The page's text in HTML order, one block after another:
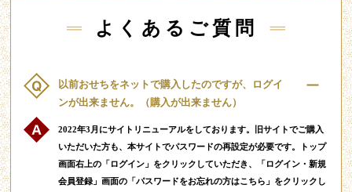
よくあるご質問
以前おせちをネットで購入したのですが、ログイ
ンが出来ません。（購入が出来ません）
2022年3月にサイトリニューアルをしております。旧サイトでご購入
いただいた方も、本サイトでパスワードの再設定が必要です。トップ
画面右上の「ログイン」をクリックしていただき、「ログイン・新規
会員登録」画面の「パスワードをお忘れの方はこちら」をクリックし